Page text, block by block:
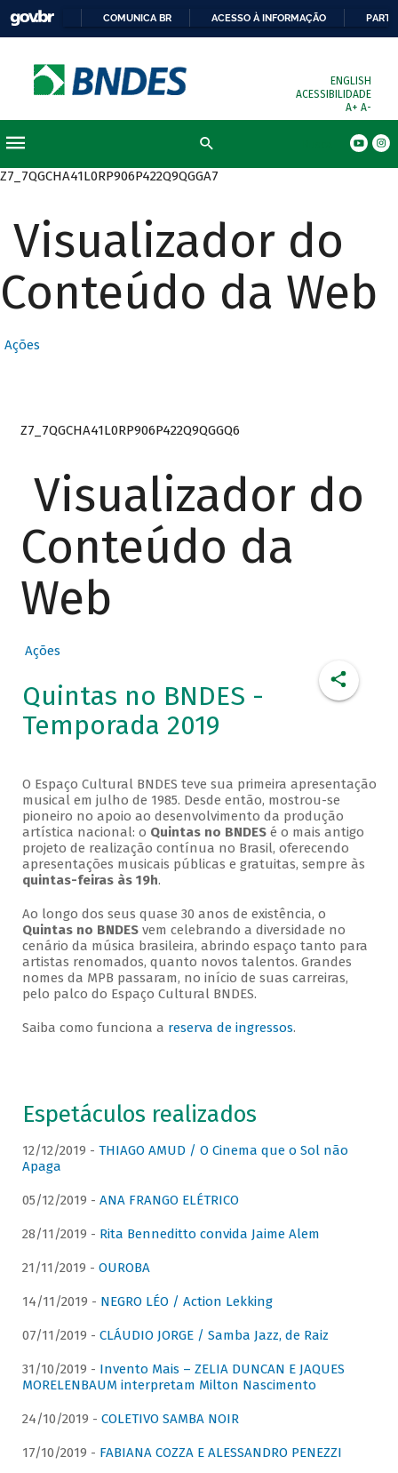
COMUNICA BR ACESSO À INFORMAÇÃO
ENGLISH
ACESSIBILIDADE
A+ A-
Z7_7QGCHA41L0RP906P422Q9QGGA7
Visualizador do
Conteúdo da Web
Ações
Z7_7QGCHA41L0RP906P422Q9QGGQ6
Visualizador do
Conteúdo da
Web
Ações
Quintas no BNDES -
Temporada 2019
O Espaço Cultural BNDES teve sua primeira apresentação
musical em julho de 1985. Desde então, mostrou-se
pioneiro no apoio ao desenvolvimento da produção
artística nacional: o Quintas no BNDESé o mais antigo
projeto de realização contínua no Brasil, oferecendo
apresentações musicais públicas e gratuitas, sempre às
quintas-feiras às 19h.
Ao longo dos seus quase 30 anos de existência, o
Quintas no BNDESvem celebrando a diversidade no
cenário da música brasileira, abrindo espaço tanto para
artistas renomados, quanto novos talentos. Grandes
nomes da MPB passaram, no início de suas carreiras,
pelo palco do Espaço Cultural BNDES.
Saiba como funciona a reserva de ingressos.
Espetáculos realizados
12/12/2019 - THIAGO AMUD / O Cinema que o Sol não
Apaga
05/12/2019 - ANA FRANGO ELÉTRICO
28/11/2019 - Rita Benneditto convida Jaime Alem
21/11/2019 - OUROBA
14/11/2019 - NEGRO LÉO / Action Lekking
07/11/2019 - CLÁUDIO JORGE / Samba Jazz, de Raiz
31/10/2019 - Invento Mais – ZELIA DUNCAN E JAQUES
MORELENBAUM interpretam Milton Nascimento
24/10/2019 - COLETIVO SAMBA NOIR
17/10/2019 - FABIANA COZZA E ALESSANDRO PENEZZI